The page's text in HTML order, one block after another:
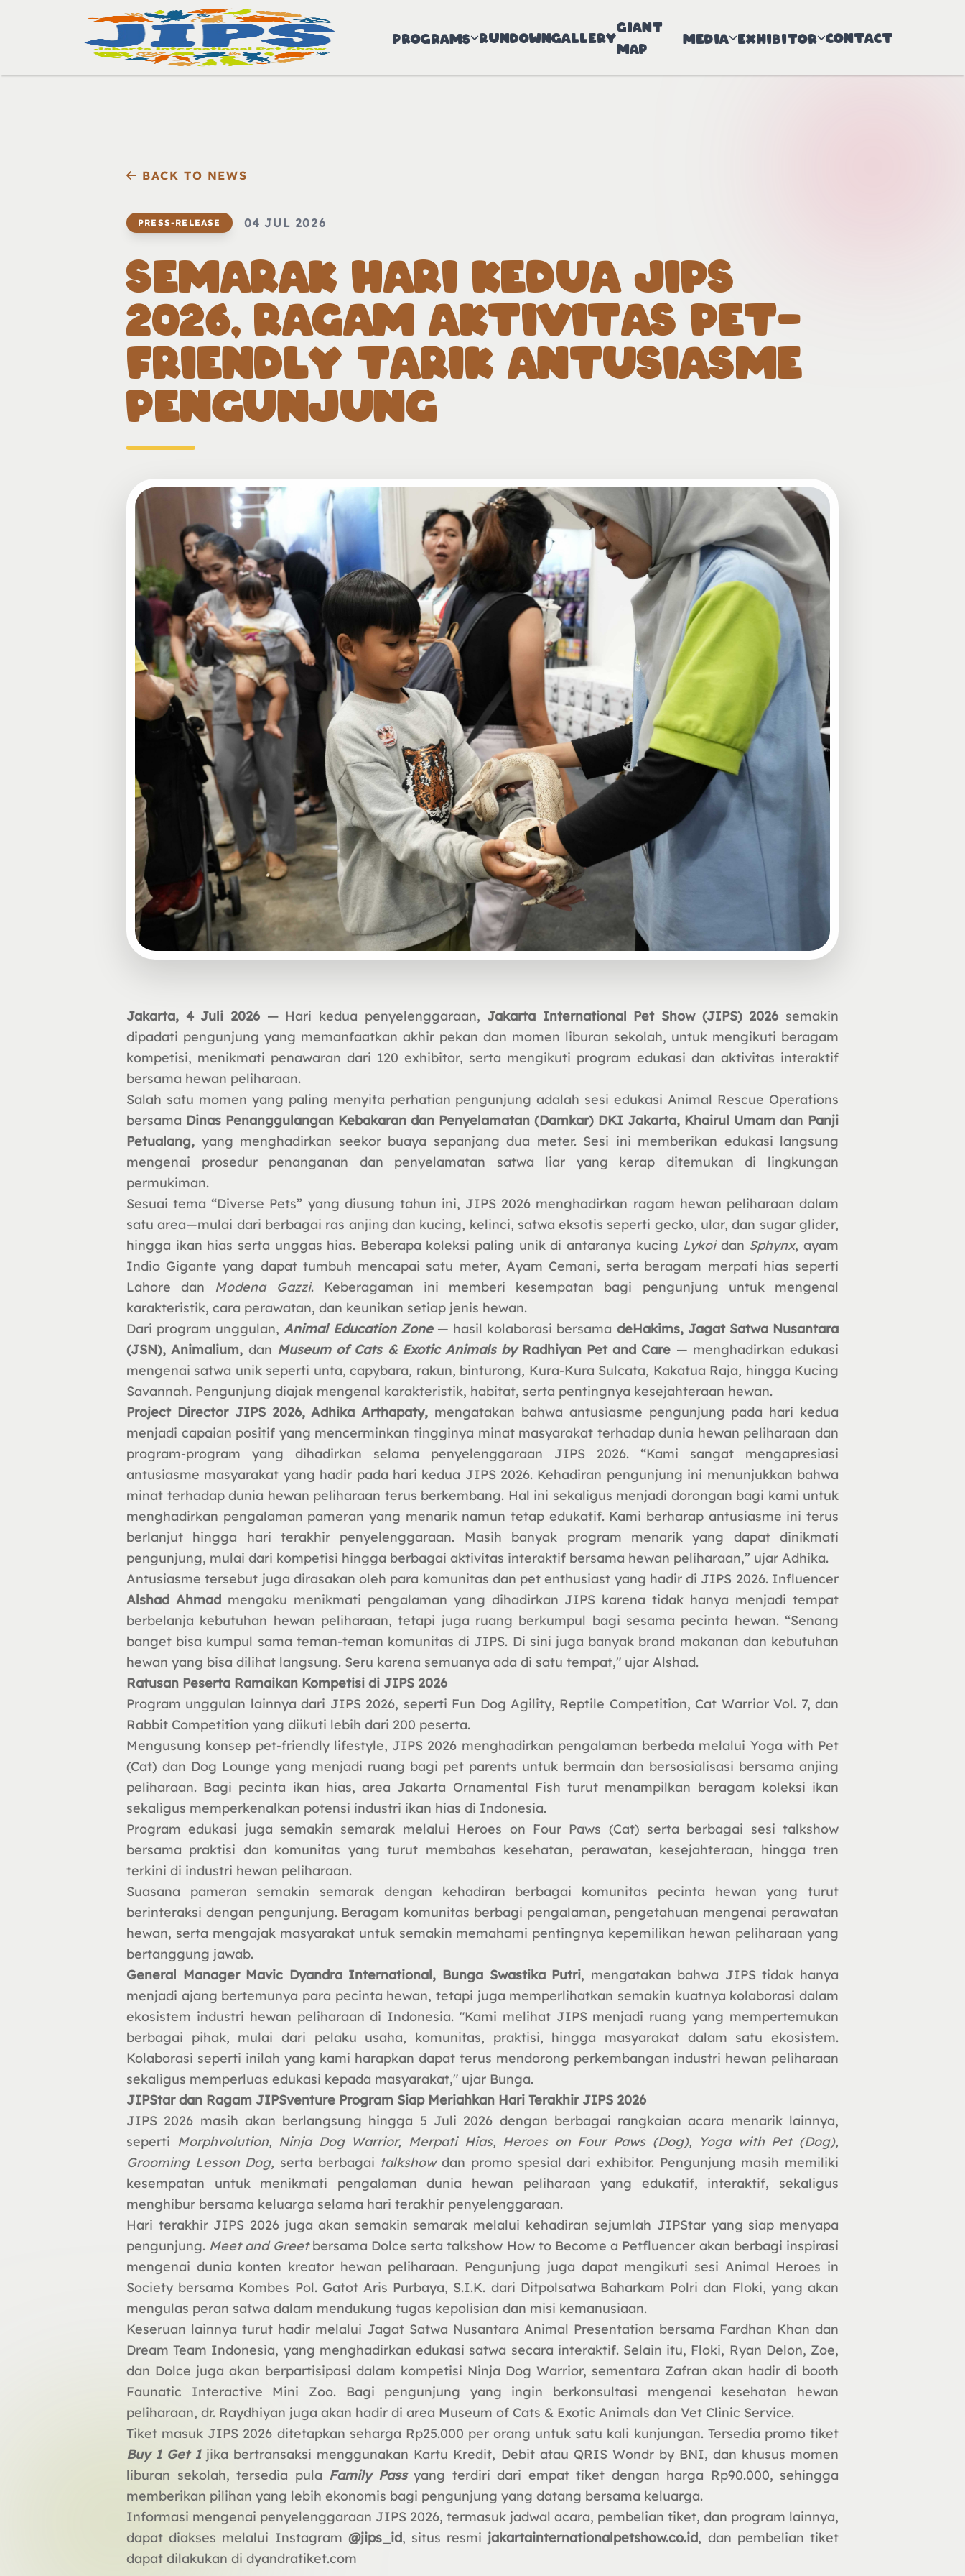
Programs RundownGallery
Giant
Map
Media Exhibitor Contact
BACK TO NEWS
PRESS-RELEASE 04 JUL 2026
SEMARAK HARI KEDUA JIPS
2026, RAGAM AKTIVITAS PET-
FRIENDLY TARIK ANTUSIASME
PENGUNJUNG
Jakarta, 4 Juli 2026 —Hari kedua penyelenggaraan, Jakarta International Pet Show (JIPS) 2026 semakin
dipadati pengunjung yang memanfaatkan akhir pekan dan momen liburan sekolah, untuk mengikuti beragam
kompetisi, menikmati penawaran dari 120 exhibitor, serta mengikuti program edukasi dan aktivitas interaktif
bersama hewan peliharaan.
Salah satu momen yang paling menyita perhatian pengunjung adalah sesi edukasi Animal Rescue Operations
bersama Dinas Penanggulangan Kebakaran dan Penyelamatan (Damkar) DKI Jakarta, Khairul Umam dan Panji
Petualang, yang menghadirkan seekor buaya sepanjang dua meter. Sesi ini memberikan edukasi langsung
mengenai prosedur penanganan dan penyelamatan satwa liar yang kerap ditemukan di lingkungan
permukiman.
Sesuai tema “Diverse Pets” yang diusung tahun ini, JIPS 2026 menghadirkan ragam hewan peliharaan dalam
satu area—mulai dari berbagai ras anjing dan kucing, kelinci, satwa eksotis seperti gecko, ular, dan sugar glider,
hingga ikan hias serta unggas hias. Beberapa koleksi paling unik di antaranya kucing Lykoi dan Sphynx, ayam
Indio Gigante yang dapat tumbuh mencapai satu meter, Ayam Cemani, serta beragam merpati hias seperti
Lahore dan Modena Gazzi. Keberagaman ini memberi kesempatan bagi pengunjung untuk mengenal
karakteristik, cara perawatan, dan keunikan setiap jenis hewan.
Dari program unggulan,Animal Education Zone — hasil kolaborasi bersama deHakims, Jagat Satwa Nusantara
(JSN), Animalium, dan Museum of Cats & Exotic Animals by Radhiyan Pet and Care — menghadirkan edukasi
mengenai satwa unik seperti unta, capybara, rakun, binturong, Kura-Kura Sulcata, Kakatua Raja, hingga Kucing
Savannah. Pengunjung diajak mengenal karakteristik, habitat, serta pentingnya kesejahteraan hewan.
Project Director JIPS 2026, Adhika Arthapaty, mengatakan bahwa antusiasme pengunjung pada hari kedua
menjadi capaian positif yang mencerminkan tingginya minat masyarakat terhadap dunia hewan peliharaan dan
program-program yang dihadirkan selama penyelenggaraan JIPS 2026. “Kami sangat mengapresiasi
antusiasme masyarakat yang hadir pada hari kedua JIPS 2026. Kehadiran pengunjung ini menunjukkan bahwa
minat terhadap dunia hewan peliharaan terus berkembang. Hal ini sekaligus menjadi dorongan bagi kami untuk
menghadirkan pengalaman pameran yang menarik namun tetap edukatif. Kami berharap antusiasme ini terus
berlanjut hingga hari terakhir penyelenggaraan. Masih banyak program menarik yang dapat dinikmati
pengunjung, mulai dari kompetisi hingga berbagai aktivitas interaktif bersama hewan peliharaan,” ujar Adhika.
Antusiasme tersebut juga dirasakan oleh para komunitas dan pet enthusiast yang hadir di JIPS 2026. Influencer
Alshad Ahmad mengaku menikmati pengalaman yang dihadirkan JIPS karena tidak hanya menjadi tempat
berbelanja kebutuhan hewan peliharaan, tetapi juga ruang berkumpul bagi sesama pecinta hewan. “Senang
banget bisa kumpul sama teman-teman komunitas di JIPS. Di sini juga banyak brand makanan dan kebutuhan
hewan yang bisa dilihat langsung. Seru karena semuanya ada di satu tempat," ujar Alshad.
Ratusan Peserta Ramaikan Kompetisi di JIPS 2026
Program unggulan lainnya dari JIPS 2026, seperti Fun Dog Agility, Reptile Competition, Cat Warrior Vol. 7, dan
Rabbit Competition yang diikuti lebih dari 200 peserta.
Mengusung konsep pet-friendly lifestyle, JIPS 2026 menghadirkan pengalaman berbeda melalui Yoga with Pet
(Cat) dan Dog Lounge yang menjadi ruang bagi pet parents untuk bermain dan bersosialisasi bersama anjing
peliharaan. Bagi pecinta ikan hias, area Jakarta Ornamental Fish turut menampilkan beragam koleksi ikan
sekaligus memperkenalkan potensi industri ikan hias di Indonesia.
Program edukasi juga semakin semarak melalui Heroes on Four Paws (Cat) serta berbagai sesi talkshow
bersama praktisi dan komunitas yang turut membahas kesehatan, perawatan, kesejahteraan, hingga tren
terkini di industri hewan peliharaan.
Suasana pameran semakin semarak dengan kehadiran berbagai komunitas pecinta hewan yang turut
berinteraksi dengan pengunjung. Beragam komunitas berbagi pengalaman, pengetahuan mengenai perawatan
hewan, serta mengajak masyarakat untuk semakin memahami pentingnya kepemilikan hewan peliharaan yang
bertanggung jawab.
General Manager Mavic Dyandra International, Bunga Swastika Putri, mengatakan bahwa JIPS tidak hanya
menjadi ajang bertemunya para pecinta hewan, tetapi juga memperlihatkan semakin kuatnya kolaborasi dalam
ekosistem industri hewan peliharaan di Indonesia. "Kami melihat JIPS menjadi ruang yang mempertemukan
berbagai pihak, mulai dari pelaku usaha, komunitas, praktisi, hingga masyarakat dalam satu ekosistem.
Kolaborasi seperti inilah yang kami harapkan dapat terus mendorong perkembangan industri hewan peliharaan
sekaligus memperluas edukasi kepada masyarakat," ujar Bunga.
JIPStar dan Ragam JIPSventure Program Siap Meriahkan Hari Terakhir JIPS 2026
JIPS 2026 masih akan berlangsung hingga 5 Juli 2026 dengan berbagai rangkaian acara menarik lainnya,
seperti Morphvolution, Ninja Dog Warrior, Merpati Hias, Heroes on Four Paws (Dog), Yoga with Pet (Dog),
Grooming Lesson Dog, serta berbagai talkshowdan promo spesial dari exhibitor. Pengunjung masih memiliki
kesempatan untuk menikmati pengalaman dunia hewan peliharaan yang edukatif, interaktif, sekaligus
menghibur bersama keluarga selama hari terakhir penyelenggaraan.
Hari terakhir JIPS 2026 juga akan semakin semarak melalui kehadiran sejumlah JIPStar yang siap menyapa
pengunjung. Meet and Greetbersama Dolce serta talkshow How to Become a Petfluencer akan berbagi inspirasi
mengenai dunia konten kreator hewan peliharaan. Pengunjung juga dapat mengikuti sesi Animal Heroes in
Society bersama Kombes Pol. Gatot Aris Purbaya, S.I.K. dari Ditpolsatwa Baharkam Polri dan Floki, yang akan
mengulas peran satwa dalam mendukung tugas kepolisian dan misi kemanusiaan.
Keseruan lainnya turut hadir melalui Jagat Satwa Nusantara Animal Presentation bersama Fardhan Khan dan
Dream Team Indonesia, yang menghadirkan edukasi satwa secara interaktif. Selain itu, Floki, Ryan Delon, Zoe,
dan Dolce juga akan berpartisipasi dalam kompetisi Ninja Dog Warrior, sementara Zafran akan hadir di booth
Faunatic Interactive Mini Zoo. Bagi pengunjung yang ingin berkonsultasi mengenai kesehatan hewan
peliharaan, dr. Raydhiyan juga akan hadir di area Museum of Cats & Exotic Animals dan Vet Clinic Service.
Tiket masuk JIPS 2026 ditetapkan seharga Rp25.000 per orang untuk satu kali kunjungan. Tersedia promo tiket
Buy 1 Get 1 jika bertransaksi menggunakan Kartu Kredit, Debit atau QRIS Wondr by BNI, dan khusus momen
liburan sekolah, tersedia pula Family Pass yang terdiri dari empat tiket dengan harga Rp90.000, sehingga
memberikan pilihan yang lebih ekonomis bagi pengunjung yang datang bersama keluarga.
Informasi mengenai penyelenggaraan JIPS 2026, termasuk jadwal acara, pembelian tiket, dan program lainnya,
dapat diakses melalui Instagram @jips_id, situs resmi jakartainternationalpetshow.co.id, dan pembelian tiket
dapat dilakukan di dyandratiket.com